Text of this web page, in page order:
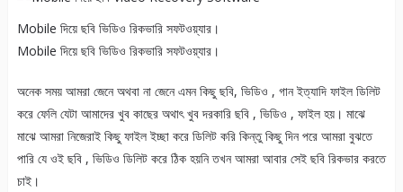
Mobile দিয়ে ছবি ভিডিও রিকভারি সফটওয়্যার।
Mobile দিয়ে ছবি ভিডিও রিকভারি সফটওয়্যার।
অনেক সময় আমরা জেনে অথবা না জেনে এমন কিছু ছবি, ভিডিও , গান ইত্যাদি ফাইল ডিলিট
করে ফেলি যেটা আমাদের খুব কাছের অথাৎ খুব দরকারি ছবি , ভিডিও , ফাইল হয়। মাঝে
মাঝে আমরা নিজেরাই কিছু ফাইল ইচ্ছা করে ডিলিট করি কিন্তু কিছু দিন পরে আমরা বুঝতে
পারি যে ওই ছবি , ভিডিও ডিলিট করে ঠিক হয়নি তখন আমরা আবার সেই ছবি রিকভার করতে
চাই।